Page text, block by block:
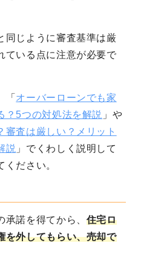
同じように審査基準は厳
ている点に注意が必要で
「 オーバーローンでも家
？5つの対処法を解説 」や
審査は厳しい？メリット
説 」でくわしく説明して
ださい。
諾を得てから、 住宅ロ
を外してもらい、売却で